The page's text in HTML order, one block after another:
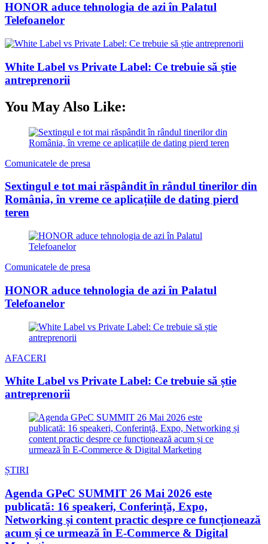
HONOR aduce tehnologia de azi în Palatul
Telefoanelor
White Label vs Private Label: Ce trebuie să știe
antreprenorii
You May Also Like:
Comunicatele de presa
Sextingul e tot mai răspândit în rândul tinerilor din
România, în vreme ce aplicațiile de dating pierd
teren
Comunicatele de presa
HONOR aduce tehnologia de azi în Palatul
Telefoanelor
AFACERI
White Label vs Private Label: Ce trebuie să știe
antreprenorii
ȘTIRI
Agenda GPeC SUMMIT 26 Mai 2026 este
publicată: 16 speakeri, Conferință, Expo,
Networking și content practic despre ce funcționează
acum și ce urmează în E-Commerce & Digital